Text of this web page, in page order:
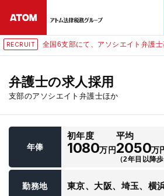
RECRUIT 全国6支部にて、アソシエイト弁護
弁護士の求人採用
支部のアソシエイト弁護士ほか
年俸
初年度
1080万円
平均
2050万
（2年目以降歩
勤務地 東京、大阪、埼玉、横
24時間365日全国
無料相談窓口はこちら